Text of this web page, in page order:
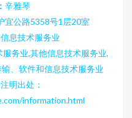
辛雅琴
宜公路5358号1层20室
息技术服务业
务业,其他信息技术服务业,
、软件和信息技术服务业
明出处：
information.html